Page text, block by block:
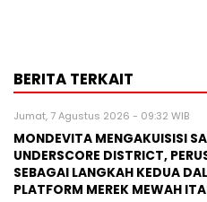
BERITA TERKAIT
Jumat, 7 Agustus 2026 - 09:32 WIB
MONDEVITA MENGAKUISISI
UNDERSCORE DISTRICT,
SEBAGAI LANGKAH KEDUA
PLATFORM MEREK MEWAH